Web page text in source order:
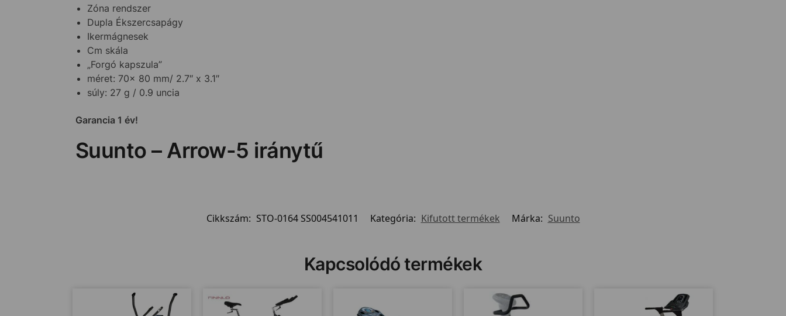
Zóna rendszer
Dupla Ékszercsapágy
Ikermágnesek
Cm skála
„Forgó kapszula”
méret: 70x 80 mm/ 2.7″ x 3.1″
súly: 27 g / 0.9 uncia
Garancia 1 év!
Suunto – Arrow-5 iránytű
Cikkszám: STO-0164 SS004541011 Kategória: Kifutott termékek Márka: Suunto
Kapcsolódó termékek